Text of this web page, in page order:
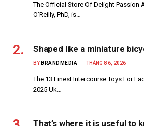
The Official Store Of Delight Passion
O’Reilly, PhD, is…
Shaped like a miniature
BY BRANDMEDIA THÁNG 8 6, 2026
The 13 Finest Intercourse Toys For
2025 Uk…
That’s where it is useful to